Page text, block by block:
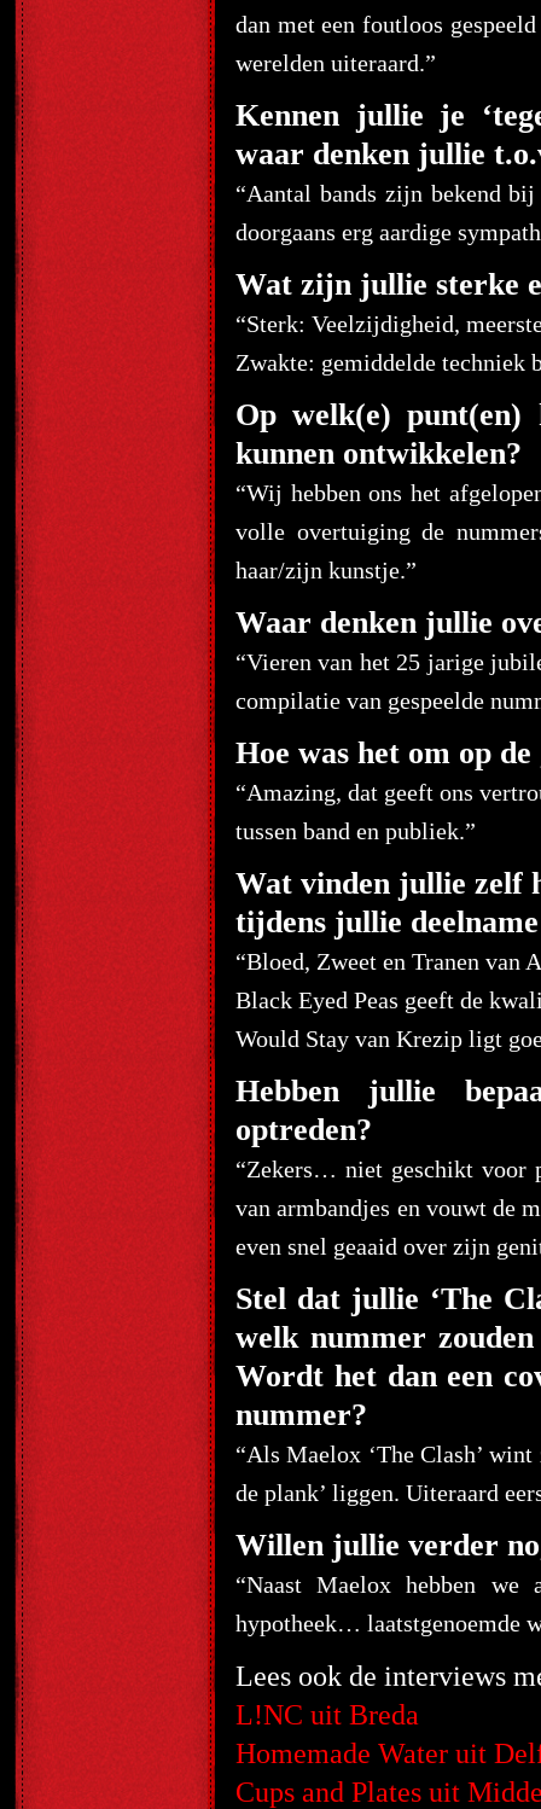
dan met een foutloos
werelden uiteraard.”
Kennen jullie je
waar denken jullie
“Aantal bands zijn bekend
doorgaans erg aardige
Wat zijn jullie sterke
“Sterk: Veelzijdigheid,
Zwakte: gemiddelde techniek
Op welk(e)
kunnen ontwikkelen?
“Wij hebben ons het
volle overtuiging de
haar/zijn kunstje.”
Waar denken jullie
“Vieren van het 25 jarige
compilatie van gespeelde
Hoe was het om op
“Amazing, dat geeft ons
tussen band en publiek.”
Wat vinden jullie zelf
tijdens jullie deelname
“Bloed, Zweet en Tranen van
Black Eyed Peas geeft de
Would Stay van Krezip ligt
Hebben jullie
optreden?
“Zekers… niet geschikt
van armbandjes en vouwt de
even snel geaaid over zijn
Stel dat jullie ‘The
welk nummer
Wordt het dan een
nummer?
“Als Maelox ‘The Clash’
de plank’ liggen. Uiteraard
Willen jullie verder
“Naast Maelox hebben
hypotheek… laatstgenoemde
Lees ook de interviews
L!NC uit Breda
Homemade Water uit
Cups and Plates uit